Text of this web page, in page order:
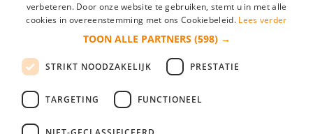
*
login gegevens onthouden
login
Bedrijf aanmelden
verbeteren. Door onze website te gebruiken, stemt u in met alle
cookies in overeenstemming met ons Cookiebeleid. Lees verder
TOON ALLE PARTNERS (598) →
STRIKT NOODZAKELIJK PRESTATIE
TARGETING FUNCTIONEEL